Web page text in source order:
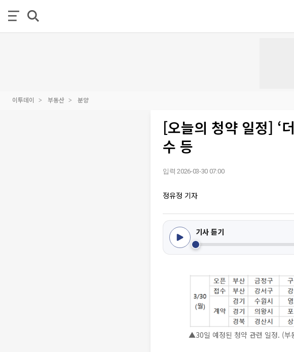
이투데이 부동산 분양
[오늘의 청약 일정] ‘
수 등
입력 2026-03-30 07:00
정유정 기자
기사 듣기
▲30일 예정된 청약 관련 일정. (부